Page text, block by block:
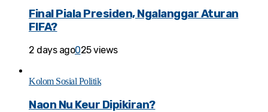
Final Piala Presiden, Ngalanggar Aturan
FIFA?
2 days ago025 views
Kolom Sosial Politik
Naon Nu Keur Dipikiran?